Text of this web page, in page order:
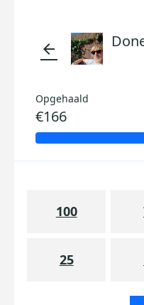
arrow_back
Opgehaald
€166
100
25